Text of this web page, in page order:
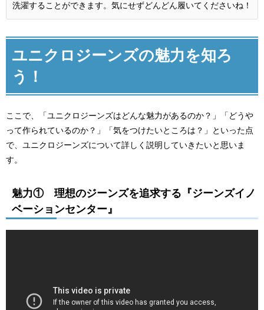
洗濯することができます。気にせずどんどん履いてくださいね！
ユニクロジーンズの魅力を知ろ
う！
ここで、「ユニクロジーンズはどんな魅力があるのか？」「どうや
って作られているのか？」「気をつけたいところは？」といった点
で、ユニクロジーンズについて詳しく説明していきたいと思いま
す。
魅力① 理想のジーンズを追求する『ジーンズイノ
ベーションセンター』